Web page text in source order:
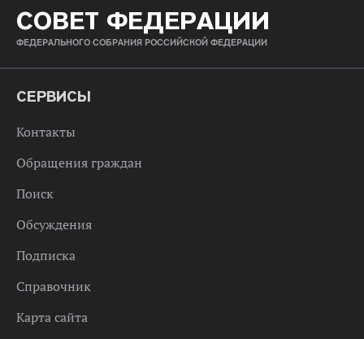
СОВЕТ ФЕДЕРАЦИИ
ФЕДЕРАЛЬНОГО СОБРАНИЯ РОССИЙСКОЙ ФЕДЕРАЦИИ
СЕРВИСЫ
Контакты
Обращения граждан
Поиск
Обсуждения
Подписка
Справочник
Карта сайта